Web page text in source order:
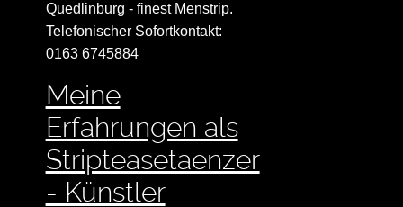
Quedlinburg - finest Menstrip.
Telefonischer Sofortkontakt:
0163 6745884
Meine
Erfahrungen als
Stripteasetaenzer
- Künstler